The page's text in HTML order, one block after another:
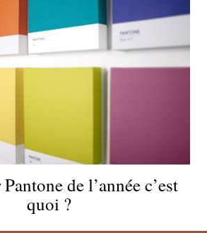
de l’année c’est
quoi ?